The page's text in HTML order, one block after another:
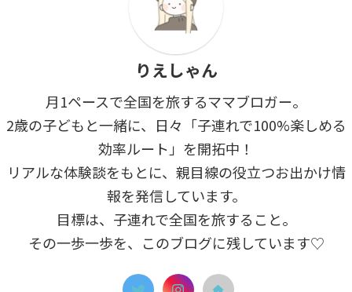
りえしゃん
月1ペースで全国を旅するママブロガー。
2歳の子どもと一緒に、日々「子連れで100%楽しめる
効率ルート」を開拓中！
リアルな体験談をもとに、親目線の役立つお出かけ情
報を発信しています。
目標は、子連れで全国を旅すること。
その一歩一歩を、このブログに残しています♡